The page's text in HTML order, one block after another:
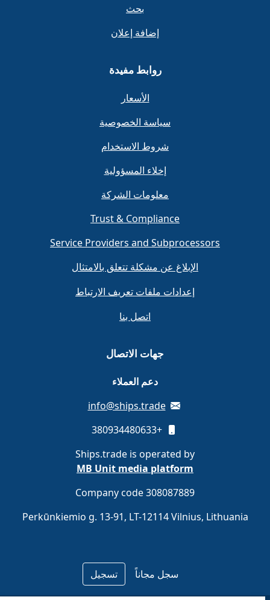
بحث
إضافة إعلان
روابط مفيدة
الأسعار
سياسة الخصوصية
شروط الاستخدام
إخلاء المسؤولية
معلومات الشركة
Trust & Compliance
Service Providers and Subprocessors
الإبلاغ عن مشكلة تتعلق بالامتثال
إعدادات ملفات تعريف الارتباط
اتصل بنا
جهات الاتصال
دعم العملاء
info@ships.trade
+380934480633
Ships.trade is operated by
MB Unit media platform
Company code 308087889
Perkūnkiemio g. 13-91, LT-12114 Vilnius, Lithuania
سجل مجاناً تسجيل